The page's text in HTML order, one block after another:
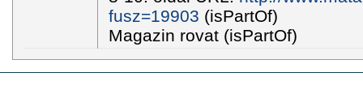
fusz=19903 (isPartOf)
Magazin rovat (isPartOf)